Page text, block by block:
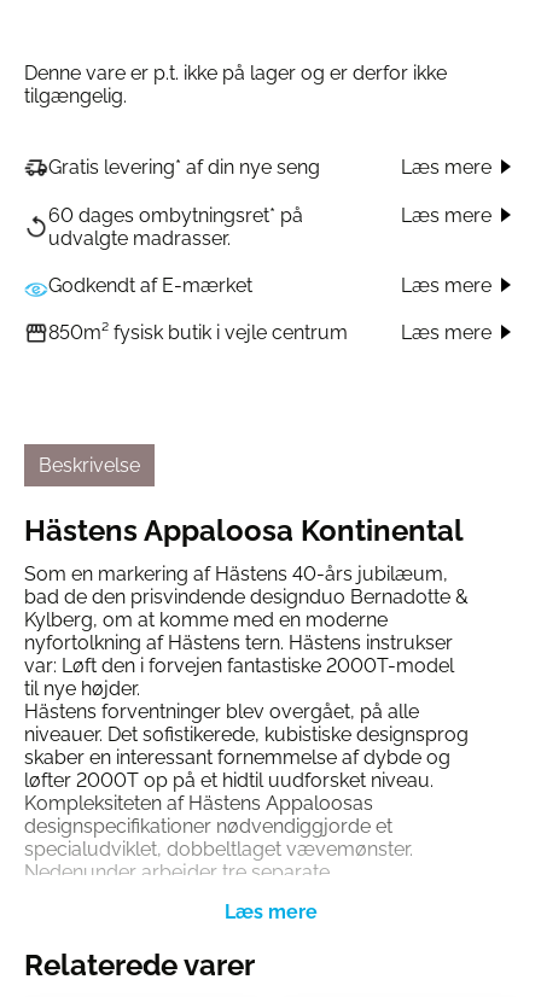
Denne vare er p.t. ikke på lager og er derfor ikke
tilgængelig.
Gratis levering* af din nye seng Læs mere
60 dages ombytningsret* på
udvalgte madrasser.
Læs mere
Godkendt af E-mærket Læs mere
850m² fysisk butik i vejle centrum Læs mere
Beskrivelse
Hästens Appaloosa Kontinental
Som en markering af Hästens 40-års jubilæum,
bad de den prisvindende designduo Bernadotte &
Kylberg, om at komme med en moderne
nyfortolkning af Hästens tern. Hästens instrukser
var: Løft den i forvejen fantastiske 2000T-model
til nye højder.
Hästens forventninger blev overgået, på alle
niveauer. Det sofistikerede, kubistiske designsprog
skaber en interessant fornemmelse af dybde og
løfter 2000T op på et hidtil uudforsket niveau.
Kompleksiteten af Hästens Appaloosas
designspecifikationer nødvendiggjorde et
specialudviklet, dobbeltlaget vævemønster.
Nedenunder arbejder tre separate
understøttes præcis, som den skal. Dertil kommer
med en uimodståelig BJX Luxury topmadras
Relaterede varer